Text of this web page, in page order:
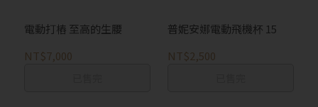
電動打樁 至高的生腰
NT$7,000
普妮安娜電動飛機杯 15
NT$2,500